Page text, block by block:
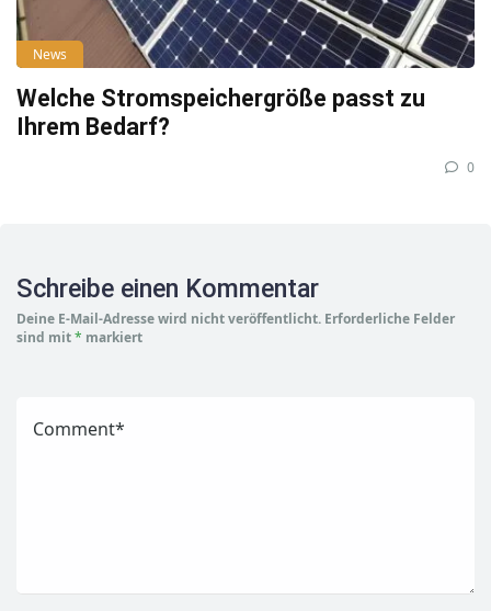
News
Welche Stromspeichergröße passt zu
Ihrem Bedarf?
0
Schreibe einen Kommentar
Deine E-Mail-Adresse wird nicht veröffentlicht. Erforderliche Felder
sind mit* markiert